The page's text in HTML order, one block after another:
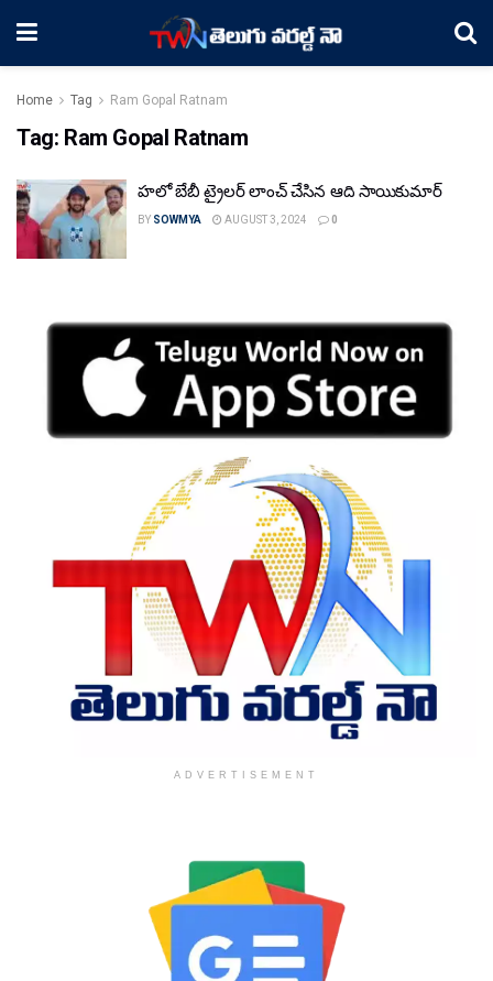
Home Tag Ram Gopal Ratnam
Tag: Ram Gopal Ratnam
హలో బేబీ ట్రైలర్ లాంచ్ చేసిన ఆది సాయికుమార్
BY SOWMYA AUGUST 3, 2024 0
ADVERTISEMENT